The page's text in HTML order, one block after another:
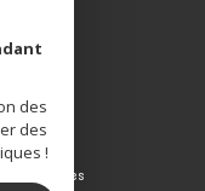
Nos honoraires
des
des
!